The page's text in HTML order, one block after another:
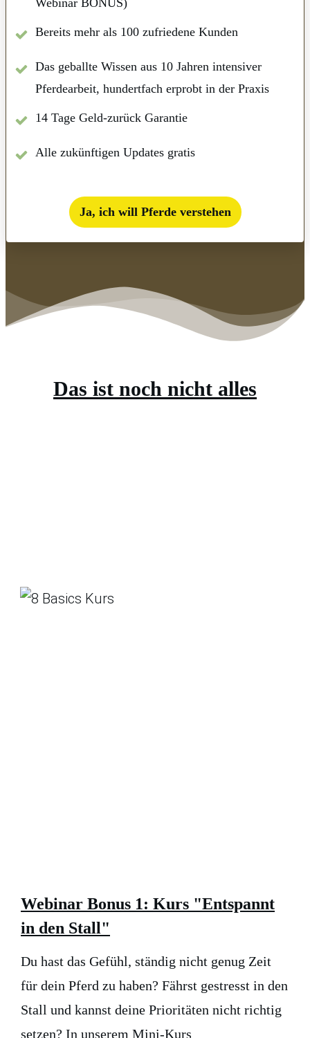
Bereits mehr als 100 zufriedene Kunden
Das geballte Wissen aus 10 Jahren intensiver
Pferdearbeit, hundertfach erprobt in der Praxis
14 Tage Geld-zurück Garantie
Alle zukünftigen Updates gratis
Ja, ich will Pferde verstehen
Das ist noch nicht alles
Webinar Bonus 1: Kurs "Entspannt
in den Stall"
Du hast das Gefühl, ständig nicht genug Zeit
für dein Pferd zu haben? Fährst gestresst in den
Stall und kannst deine Prioritäten nicht richtig
setzen? In unserem Mini-Kurs